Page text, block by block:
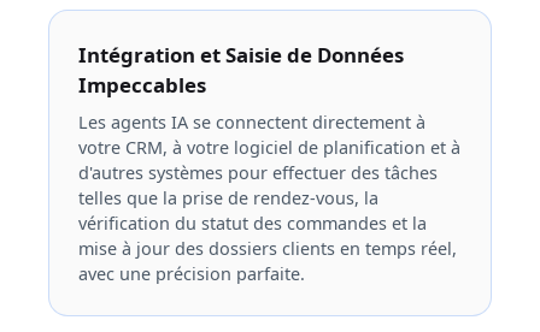
Intégration et Saisie de Données
Impeccables
Les agents IA se connectent directement à
votre CRM, à votre logiciel de planification et à
d'autres systèmes pour effectuer des tâches
telles que la prise de rendez-vous, la
vérification du statut des commandes et la
mise à jour des dossiers clients en temps réel,
avec une précision parfaite.